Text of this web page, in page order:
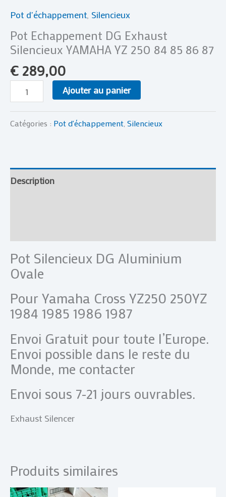
Pot d'échappement, Silencieux
Pot Echappement DG Exhaust
Silencieux YAMAHA YZ 250 84 85 86 87
€ 289,00
87
Ajouter au panier
Catégories : Pot d'échappement, Silencieux
Description
Pot Silencieux DG Aluminium
Ovale
Pour Yamaha Cross YZ250 250YZ
1984 1985 1986 1987
Envoi Gratuit pour toute l’Europe.
Envoi possible dans le reste du
Monde, me contacter
Envoi sous 7-21 jours ouvrables.
Exhaust Silencer
Produits similaires